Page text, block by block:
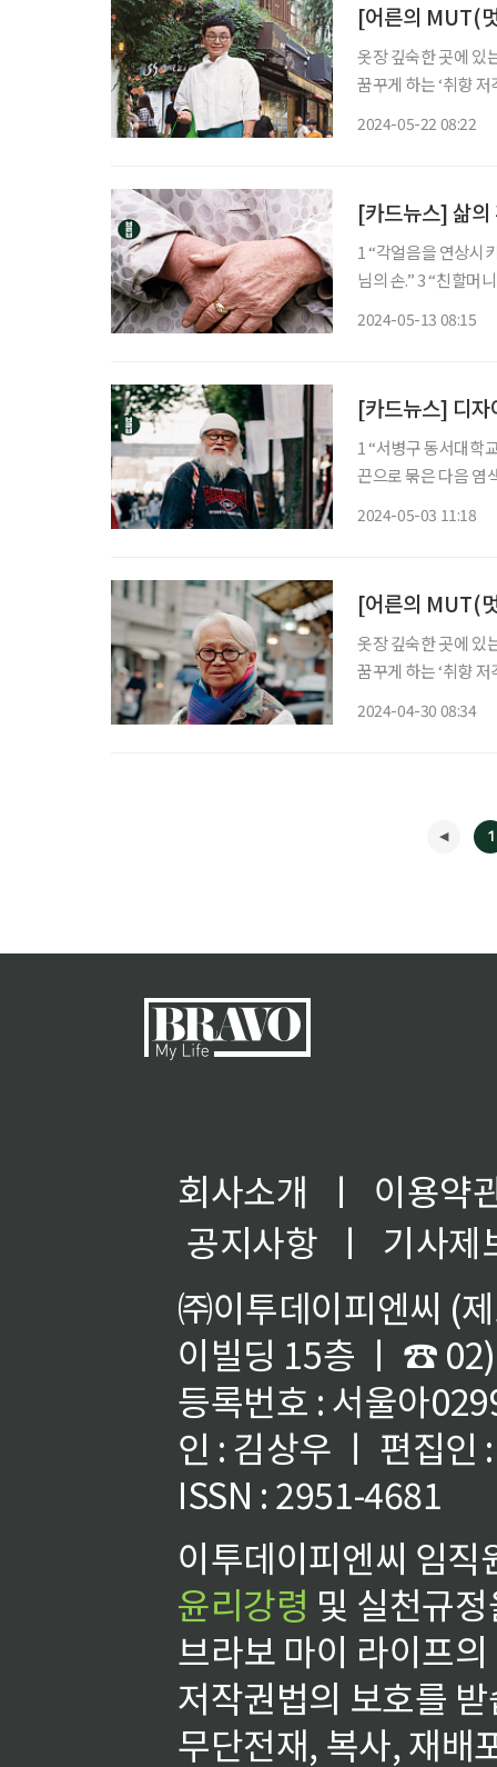
[어른의 MUT(
옷장 깊숙한 곳에 있
꿈꾸게 하는 ‘취향
2024-05-22 08:22
[카드뉴스] 삶의
1 “각얼음을 연상시키는 액세서
님의 손.” 3 “친할머니의 손. 할아버지가 돌아가신지 10년이 넘었지만 반지는 여전하다.” 4 “성
2024-05-13 08:15
[카드뉴스] 디자
1 “서병구 동서대학
끈으로 묶은 다음 염
2024-05-03 11:18
[어른의 MUT(
옷장 깊숙한 곳에 있
꿈꾸게 하는 ‘취향
2024-04-30 08:34
1
회사소개 ㅣ
이용약
공지사항
ㅣ
기사제
㈜이투데이피엔씨 (
이빌딩 15층 ㅣ ☎
등록번호 : 서울아
인 : 김상우 ㅣ 편집인
ISSN : 2951-4681
이투데이피엔씨 임
윤리강령 및 실천규
브라보 마이 라이프
저작권법의 보호를
무단전재, 복사, 재배